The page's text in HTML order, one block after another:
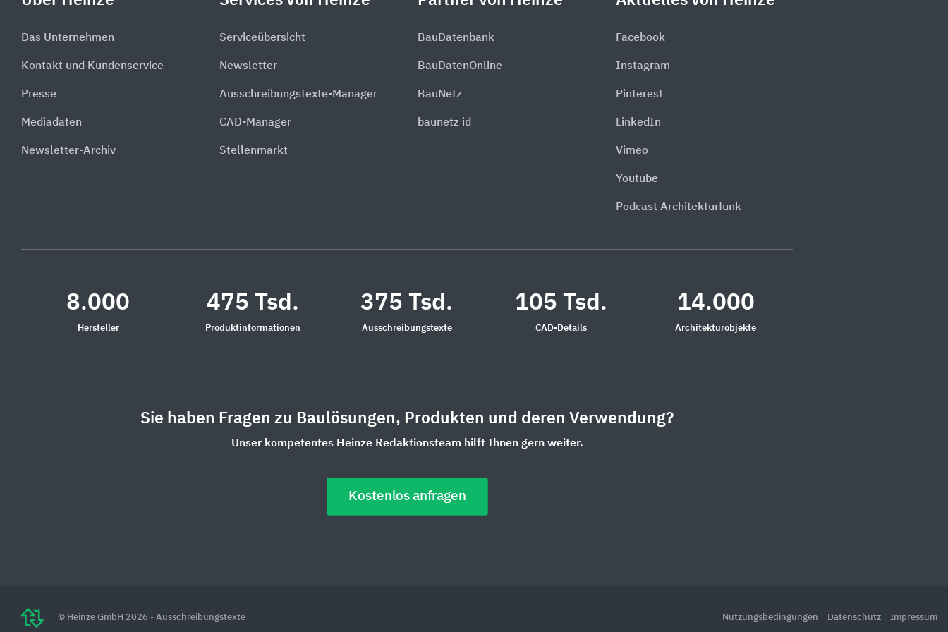
Das Unternehmen
Kontakt und Kundenservice
Presse
Mediadaten
Newsletter-Archiv
Serviceübersicht
Newsletter
Ausschreibungstexte-Manager
CAD-Manager
Stellenmarkt
BauDatenbank
BauDatenOnline
BauNetz
baunetz id
Facebook
Instagram
Pinterest
LinkedIn
Vimeo
Youtube
Podcast Architekturfunk
8.000
Hersteller
475 Tsd.
Produktinformationen
375 Tsd.
Ausschreibungstexte
105 Tsd.
CAD-Details
14.000
Architekturobjekte
Sie haben Fragen zu Baulösungen, Produkten und deren Verwendung?
Unser kompetentes Heinze Redaktionsteam hilft Ihnen gern weiter.
Kostenlos anfragen
© Heinze GmbH 2026 - Ausschreibungstexte Nutzungsbedingungen Datenschutz Impressum